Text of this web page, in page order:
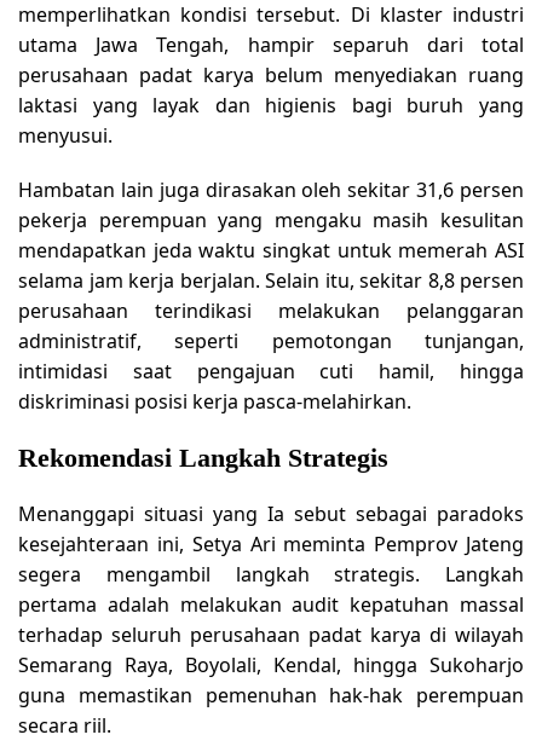
memperlihatkan kondisi tersebut. Di klaster industri
utama Jawa Tengah, hampir separuh dari total
perusahaan padat karya belum menyediakan ruang
laktasi yang layak dan higienis bagi buruh yang
menyusui.
Hambatan lain juga dirasakan oleh sekitar 31,6 persen
pekerja perempuan yang mengaku masih kesulitan
mendapatkan jeda waktu singkat untuk memerah ASI
selama jam kerja berjalan. Selain itu, sekitar 8,8 persen
perusahaan terindikasi melakukan pelanggaran
administratif, seperti pemotongan tunjangan,
intimidasi saat pengajuan cuti hamil, hingga
diskriminasi posisi kerja pasca-melahirkan.
Rekomendasi Langkah Strategis
Menanggapi situasi yang Ia sebut sebagai paradoks
kesejahteraan ini, Setya Ari meminta Pemprov Jateng
segera mengambil langkah strategis. Langkah
pertama adalah melakukan audit kepatuhan massal
terhadap seluruh perusahaan padat karya di wilayah
Semarang Raya, Boyolali, Kendal, hingga Sukoharjo
guna memastikan pemenuhan hak-hak perempuan
secara riil.